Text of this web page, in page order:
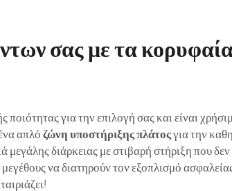
σας με τα
για την επιλογή σας και είναι
απλό ζώνη υποστήριξης πλάτοςγια την
διάρκειας με στιβαρή στήριξη που
να διατηρούν τον εξοπλισμό